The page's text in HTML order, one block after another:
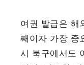
여권 발급은 해
째이자 가장 중
시 북구에서도